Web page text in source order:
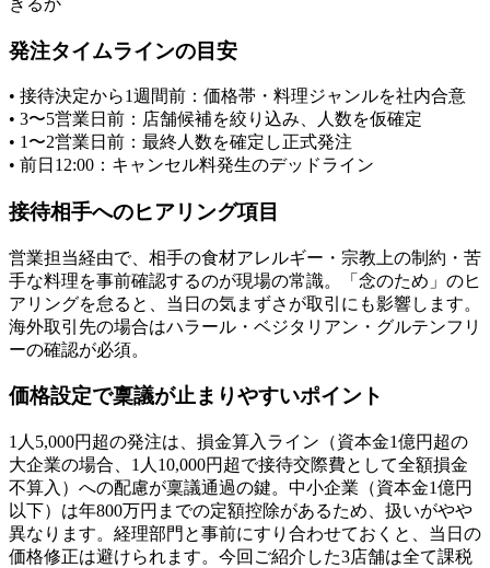
発注タイムラインの目安
• 接待決定から1週間前：価格帯・料理ジャンルを社内合意
• 3〜5営業日前：店舗候補を絞り込み、人数を仮確定
• 1〜2営業日前：最終人数を確定し正式発注
• 前日12:00：キャンセル料発生のデッドライン
接待相手へのヒアリング項目
営業担当経由で、相手の食材アレルギー・宗教上の制約・苦
手な料理を事前確認するのが現場の常識。「念のため」のヒ
アリングを怠ると、当日の気まずさが取引にも影響します。
海外取引先の場合はハラール・ベジタリアン・グルテンフリ
ーの確認が必須。
価格設定で稟議が止まりやすいポイント
1人5,000円超の発注は、損金算入ライン（資本金1億円超の
大企業の場合、1人10,000円超で接待交際費として全額損金
不算入）への配慮が稟議通過の鍵。中小企業（資本金1億円
以下）は年800万円までの定額控除があるため、扱いがやや
異なります。経理部門と事前にすり合わせておくと、当日の
価格修正は避けられます。今回ご紹介した3店舗は全て課税